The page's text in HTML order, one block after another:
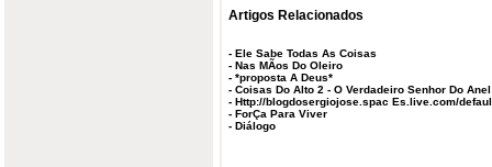
Artigos Relacionados
- Ele Sabe Todas As Coisas
- Nas MÃos Do Oleiro
- *proposta A Deus*
- Coisas Do Alto 2 - O Verdadeiro Senhor Do Anel
- Http://blogdosergiojose.spac Es.live.com/
- ForÇa Para Viver
- Diálogo